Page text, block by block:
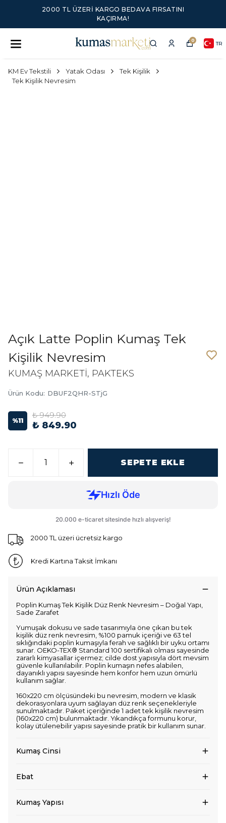
2000 TL ÜZERI KARGO BEDAVA FIRSATINI
KAÇIRMA!
0 TR
KM Ev Tekstili Yatak Odası
Tek Kişilik
Tek Kişilik Nevresim
Açık Latte Poplin Kumaş Tek
Kişilik Nevresim
KUMAŞ MARKETİ, PAKTEKS
Ürün Kodu: DBUF2QHR-STjG
%11
₺ 949.90
₺ 849.90
SEPETE EKLE
2000 TL üzeri ücretsiz kargo
Kredi Kartına Taksit İmkanı
Ürün Açıklaması
Poplin Kumaş Tek Kişilik Düz Renk Nevresim – Doğal Yapı,
Sade Zarafet
Yumuşak dokusu ve sade tasarımıyla öne çıkan bu tek
kişilik düz renk nevresim, %100 pamuk içeriği ve 63 tel
sıklığındaki poplin kumaşıyla ferah ve sağlıklı bir uyku ortamı
sunar. OEKO-TEX® Standard 100 sertifikalı olması sayesinde
zararlı kimyasallar içermez; cilde dost yapısıyla dört mevsim
güvenle kullanılabilir. Poplin kumaşın nefes alabilen,
dayanıklı yapısı sayesinde hem konfor hem uzun ömürlü
kullanım sağlar.
160x220 cm ölçüsündeki bu nevresim, modern ve klasik
dekorasyonlara uyum sağlayan düz renk seçenekleriyle
sunulmaktadır. Paket içeriğinde 1 adet tek kişilik nevresim
(160x220 cm) bulunmaktadır. Yıkandıkça formunu korur,
kolay ütülenebilir yapısı sayesinde pratik bir kullanım sunar.
Kumaş Cinsi
Ebat
Kumaş Yapısı